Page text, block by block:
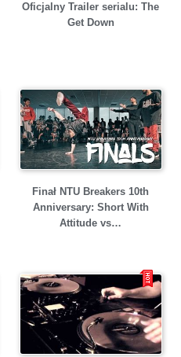
Oficjalny Trailer serialu: The
Get Down
Finał NTU Breakers 10th
Anniversary: Short With
Attitude vs…